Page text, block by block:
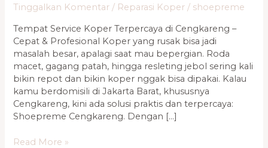
Tinggalkan Komentar / Reparasi Koper / shoepreme
Tempat Service Koper Terpercaya di Cengkareng –
Cepat & Profesional Koper yang rusak bisa jadi
masalah besar, apalagi saat mau bepergian. Roda
macet, gagang patah, hingga resleting jebol sering kali
bikin repot dan bikin koper nggak bisa dipakai. Kalau
kamu berdomisili di Jakarta Barat, khususnya
Cengkareng, kini ada solusi praktis dan terpercaya:
Shoepreme Cengkareng. Dengan […]
Read More »